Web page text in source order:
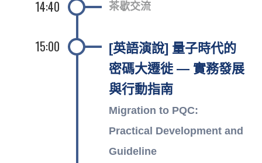
14:40 茶歇交流
15:00
[英語演說] 量子時代的
密碼大遷徙 — 實務發展
與行動指南
Migration to PQC:
Practical Development and
Guideline